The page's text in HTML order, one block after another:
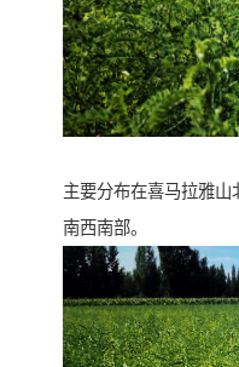
主要分布在喜马拉雅
南西南部。